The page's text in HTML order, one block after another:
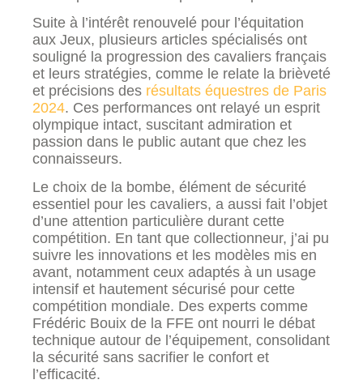
Suite à l’intérêt renouvelé pour l’équitation
aux Jeux, plusieurs articles spécialisés ont
souligné la progression des cavaliers français
et leurs stratégies, comme le relate la brièveté
et précisions des résultats équestres de Paris
2024. Ces performances ont relayé un esprit
olympique intact, suscitant admiration et
passion dans le public autant que chez les
connaisseurs.
Le choix de la bombe, élément de sécurité
essentiel pour les cavaliers, a aussi fait l’objet
d’une attention particulière durant cette
compétition. En tant que collectionneur, j’ai pu
suivre les innovations et les modèles mis en
avant, notamment ceux adaptés à un usage
intensif et hautement sécurisé pour cette
compétition mondiale. Des experts comme
Frédéric Bouix de la FFE ont nourri le débat
technique autour de l’équipement, consolidant
la sécurité sans sacrifier le confort et
l’efficacité.